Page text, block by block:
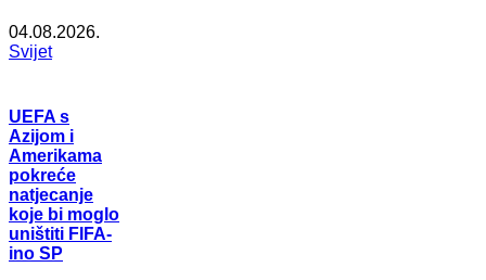
04.08.2026.
Svijet
UEFA s
Azijom i
Amerikama
pokreće
natjecanje
koje bi moglo
uništiti FIFA-
ino SP